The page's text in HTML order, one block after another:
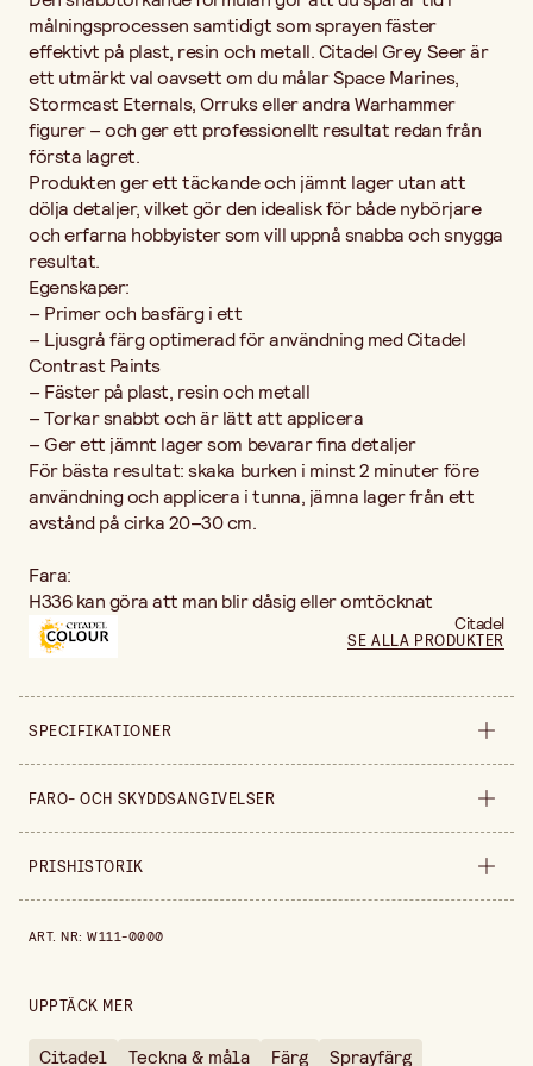
målningsprocessen samtidigt som sprayen fäster
effektivt på plast, resin och metall. Citadel Grey Seer är
ett utmärkt val oavsett om du målar Space Marines,
Stormcast Eternals, Orruks eller andra Warhammer
figurer – och ger ett professionellt resultat redan från
första lagret.
Produkten ger ett täckande och jämnt lager utan att
dölja detaljer, vilket gör den idealisk för både nybörjare
och erfarna hobbyister som vill uppnå snabba och snygga
resultat.
Egenskaper:
– Primer och basfärg i ett
– Ljusgrå färg optimerad för användning med Citadel
Contrast Paints
– Fäster på plast, resin och metall
– Torkar snabbt och är lätt att applicera
– Ger ett jämnt lager som bevarar fina detaljer
För bästa resultat: skaka burken i minst 2 minuter före
användning och applicera i tunna, jämna lager från ett
avstånd på cirka 20–30 cm.
Fara:
H336 kan göra att man blir dåsig eller omtöcknat
Citadel
SE ALLA PRODUKTER
SPECIFIKATIONER
Säljs i styck
FARO- OCH SKYDDSANGIVELSER
H222 Extremt brandfarlig aerosol
PRISHISTORIK
ART. NR:W111-0000
UPPTÄCK MER
Citadel Teckna & måla Färg Sprayfärg